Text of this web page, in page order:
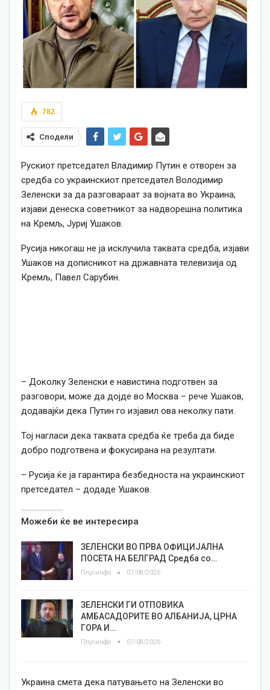
782
Сподели
Рускиот претседател Владимир Путин е отворен за
средба со украинскиот претседател Володимир
Зеленски за да разговараат за војната во Украина,
изјави денеска советникот за надворешна политика
на Кремљ, Јуриј Ушаков.
Русија никогаш не ја исклучила таквата средба, изјави
Ушаков на дописникот на државната телевизија од
Кремљ, Павел Сарубин.
– Доколку Зеленски е навистина подготвен за
разговори, може да дојде во Москва – рече Ушаков,
додавајќи дека Путин го изјавил ова неколку пати.
Тој нагласи дека таквата средба ќе треба да биде
добро подготвена и фокусирана на резултати.
– Русија ќе ја гарантира безбедноста на украинскиот
претседател – додаде Ушаков.
Можеби ќе ве интересира
ЗЕЛЕНСКИ ВО ПРВА ОФИЦИЈАЛНА
ПОСЕТА НА БЕЛГРАД Средба со…
Плусинфо 07/08/2026
ЗЕЛЕНСКИ ГИ ОТПОВИКА
АМБАСАДОРИТЕ ВО АЛБАНИЈА, ЦРНА
ГОРА И…
Плусинфо 07/08/2026
Украина смета дека патувањето на Зеленски во